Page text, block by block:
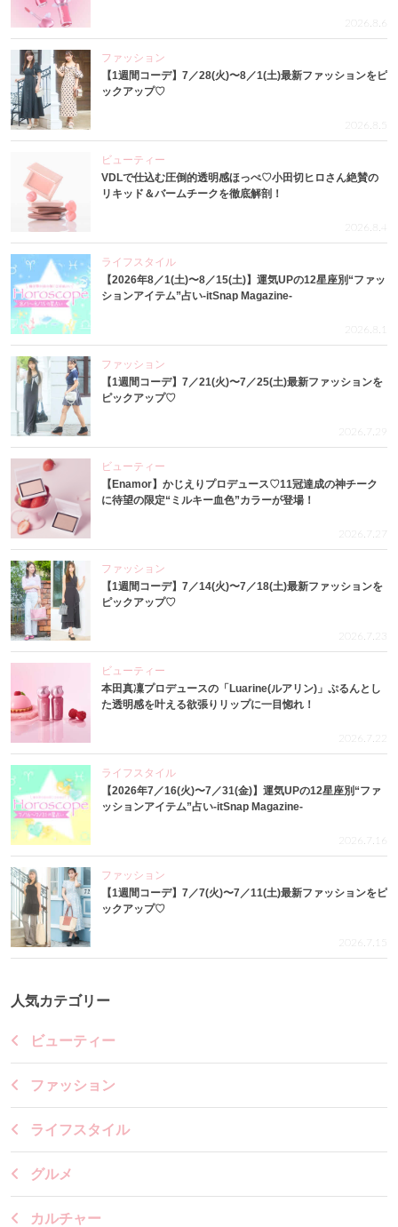
2026.8.6
ファッション
【1週間コーデ】7／28(火)〜8／1(土)最新ファッションをピ
ックアップ♡
2026.8.5
ビューティー
VDLで仕込む圧倒的透明感ほっぺ♡小田切ヒロさん絶賛の
リキッド＆バームチークを徹底解剖！
2026.8.4
ライフスタイル
【2026年8／1(土)〜8／15(土)】運気UPの12星座別“ファッ
ションアイテム”占い-itSnap Magazine-
2026.8.1
ファッション
【1週間コーデ】7／21(火)〜7／25(土)最新ファッションを
ピックアップ♡
2026.7.29
ビューティー
【Enamor】かじえりプロデュース♡11冠達成の神チーク
に待望の限定“ミルキー血色”カラーが登場！
2026.7.27
ファッション
【1週間コーデ】7／14(火)〜7／18(土)最新ファッションを
ピックアップ♡
2026.7.23
ビューティー
本田真凜プロデュースの「Luarine(ルアリン)」ぷるんとし
た透明感を叶える欲張りリップに一目惚れ！
2026.7.22
ライフスタイル
【2026年7／16(火)〜7／31(金)】運気UPの12星座別“ファ
ッションアイテム”占い-itSnap Magazine-
2026.7.16
ファッション
【1週間コーデ】7／7(火)〜7／11(土)最新ファッションをピ
ックアップ♡
2026.7.15
人気カテゴリー
ビューティー
ファッション
ライフスタイル
グルメ
カルチャー